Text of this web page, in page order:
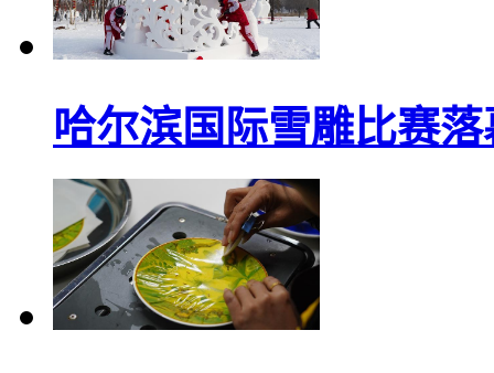
哈尔滨国际雪雕比赛落